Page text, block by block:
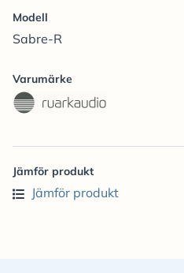
Modell
Sabre-R
Varumärke
Jämför produkt
Jämför produkt